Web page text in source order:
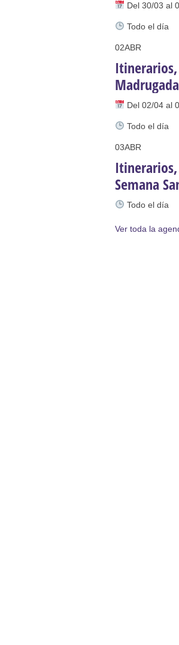
Del 30/03 al
Todo el día
02ABR
Del 02/04 al
Todo el día
03ABR
Semana
Todo el día
Ver toda la